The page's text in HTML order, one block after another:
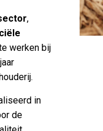
,
werken bij
in
de